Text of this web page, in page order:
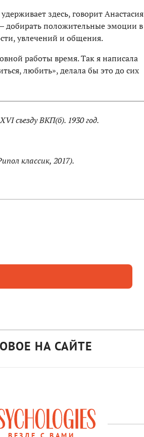
здесь, говорит Анастасия
добирать положительные эмоции в
увлечений и общения.
работы время. Так я написала
любить», делала бы это до сих
съезду ВКП(б). 1930 год.
классик, 2017).
НА САЙТЕ